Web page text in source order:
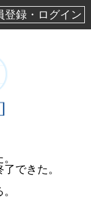
登録・ログイン
できた。